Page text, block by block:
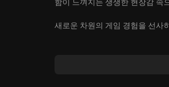
함이 느껴지는 생생한 현장감 속
새로운 차원의 게임 경험을 선사
커리어 모드, 전설을 향한 여정: